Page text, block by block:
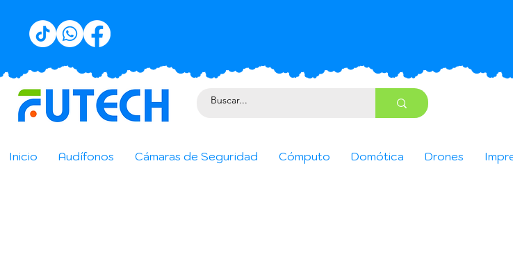
Inicio Audífonos Cámaras de Seguridad Cómputo Domótica Drones